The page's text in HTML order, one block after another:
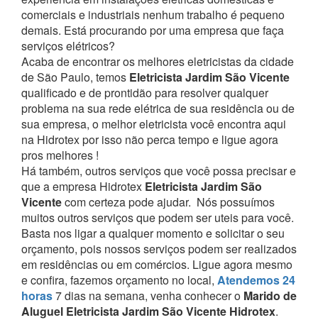
comerciais e industriais nenhum trabalho é pequeno
demais. Está procurando por uma empresa que faça
serviços elétricos?
Acaba de encontrar os melhores eletricistas da cidade
de São Paulo, temos Eletricista Jardim São Vicente
qualificado e de prontidão para resolver qualquer
problema na sua rede elétrica de sua residência ou de
sua empresa, o melhor eletricista você encontra aqui
na Hidrotex por isso não perca tempo e ligue agora
pros melhores !
Há também, outros serviços que você possa precisar e
que a empresa Hidrotex Eletricista Jardim São
Vicentecom certeza pode ajudar. Nós possuímos
muitos outros serviços que podem ser uteis para você.
Basta nos ligar a qualquer momento e solicitar o seu
orçamento, pois nossos serviços podem ser realizados
em residências ou em comércios. Ligue agora mesmo
e confira, fazemos orçamento no local, Atendemos 24
horas7 dias na semana, venha conhecer o Marido de
Aluguel Eletricista Jardim São Vicente Hidrotex.